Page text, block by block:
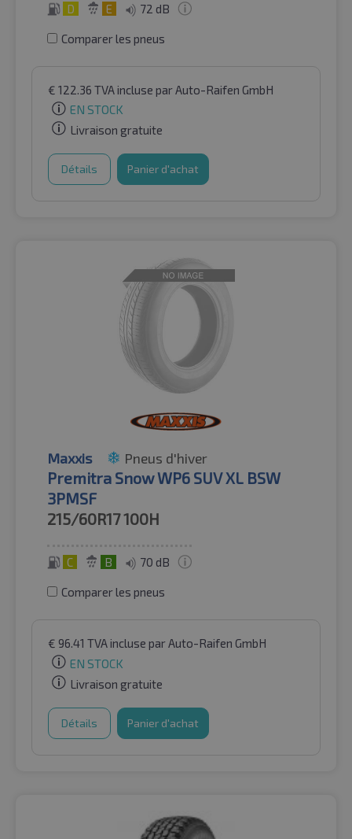
D E 72 dB
Comparer les pneus
€ 122.36 TVA incluse par Auto-Raifen GmbH
EN STOCK
Livraison gratuite
Détails Panier d'achat
Maxxis Pneus d'hiver
Premitra Snow WP6 SUV XL BSW
3PMSF
215/60R17100H
C B 70 dB
Comparer les pneus
€ 96.41 TVA incluse par Auto-Raifen GmbH
EN STOCK
Livraison gratuite
Détails Panier d'achat